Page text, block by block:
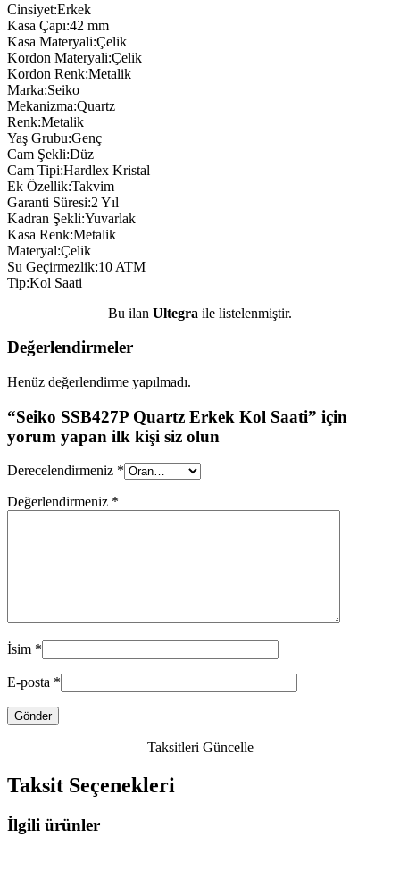
Cinsiyet:Erkek
Kasa Çapı:42 mm
Kasa Materyali:Çelik
Kordon Materyali:Çelik
Kordon Renk:Metalik
Marka:Seiko
Mekanizma:Quartz
Renk:Metalik
Yaş Grubu:Genç
Cam Şekli:Düz
Cam Tipi:Hardlex Kristal
Ek Özellik:Takvim
Garanti Süresi:2 Yıl
Kadran Şekli:Yuvarlak
Kasa Renk:Metalik
Materyal:Çelik
Su Geçirmezlik:10 ATM
Tip:Kol Saati
Bu ilan Ultegra ile listelenmiştir.
Değerlendirmeler
Henüz değerlendirme yapılmadı.
“Seiko SSB427P Quartz Erkek Kol Saati” için
yorum yapan ilk kişi siz olun
Derecelendirmeniz *
Değerlendirmeniz *
İsim *
E-posta *
Taksitleri Güncelle
Taksit Seçenekleri
İlgili ürünler